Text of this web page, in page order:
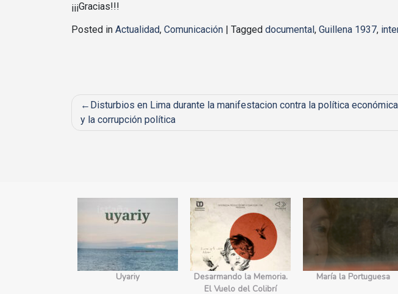
¡¡¡Gracias!!!
Posted in Actualidad, Comunicación | Tagged documental, Guillena 1937,
Post
navigation
Disturbios en Lima durante la manifestacion contra la política económica
y la corrupción política
Uyariy
Desarmando la Memoria.
El Vuelo del Colibrí
María la Portuguesa